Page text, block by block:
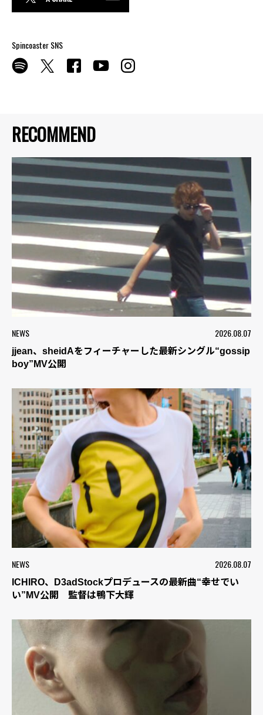
RECOMMEND
NEWS 2026.08.07
jjean、sheidAをフィーチャーした最新シングル“gossip
boy”MV公開
NEWS 2026.08.07
ICHIRO、D3adStockプロデュースの最新曲“幸せでい
い”MV公開 監督は鴨下大輝
Spincoaster SNS